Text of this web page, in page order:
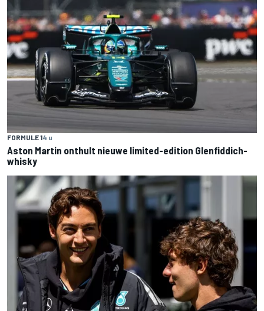
FORMULE 14 u
Aston Martin onthult nieuwe limited-edition Glenfiddich-
whisky